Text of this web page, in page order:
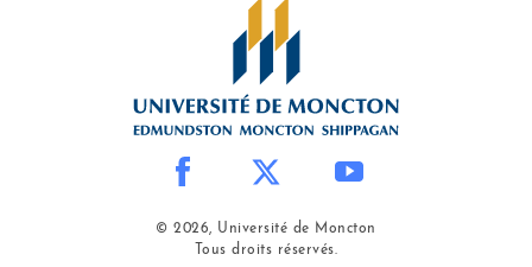
© 2026, Université de Moncton
Tous droits réservés.